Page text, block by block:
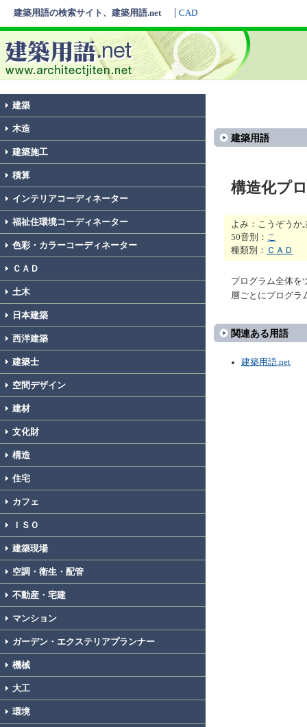
建築用語の検索サイト、建築用語.net CAD
建築
木造
建築施工
積算
インテリアコーディネーター
福祉住環境コーディネーター
色彩・カラーコーディネーター
ＣＡＤ
土木
日本建築
西洋建築
建築士
空間デザイン
建材
文化財
構造
住宅
カフェ
ＩＳＯ
建築現場
空調・衛生・配管
不動産・宅建
マンション
ガーデン・エクステリアプランナー
機械
大工
環境
建築用語
構造化プ
よみ：こうぞうか
50音別： こ
種類別： ＣＡＤ
プログラム全体を
層ごとにプログラ
関連ある用語
建築用語.net